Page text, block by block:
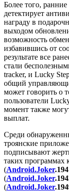
Более того,
детектирует
награду в
выходом
возможность
избавившись от
результате все
стали
tracker, и Lucky
общий
может говорить о
пользователи
момент также
выплат.
Среди
троянские
подписывают
таких программах
(Android.Joker
(Android.Joker
(Android.Joker